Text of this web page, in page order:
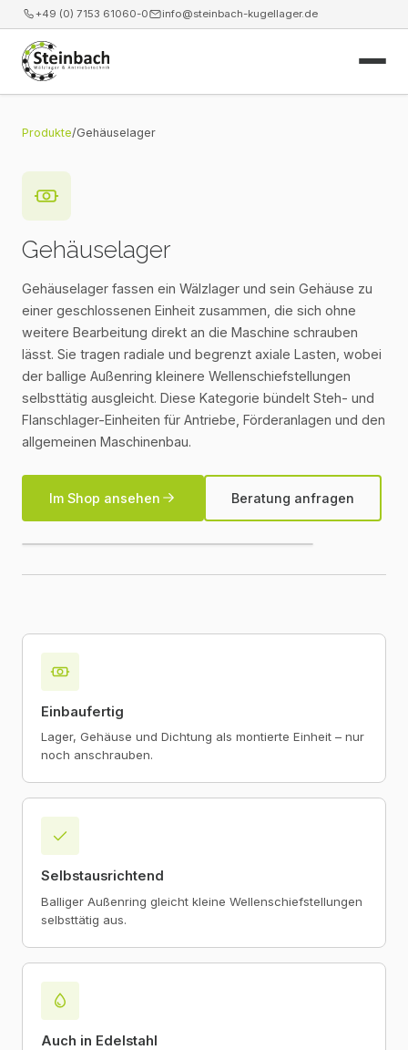
+49 (0) 7153 61060-0 info@steinbach-kugellager.de
Start
Produkte
Leistungen
Unternehmen
Kontakt
Webshop
Produkte/Gehäuselager
Gehäuselager
Gehäuselager fassen ein Wälzlager und sein Gehäuse zu
einer geschlossenen Einheit zusammen, die sich ohne
weitere Bearbeitung direkt an die Maschine schrauben
lässt. Sie tragen radiale und begrenzt axiale Lasten, wobei
der ballige Außenring kleinere Wellenschiefstellungen
selbsttätig ausgleicht. Diese Kategorie bündelt Steh- und
Flanschlager-Einheiten für Antriebe, Förderanlagen und den
allgemeinen Maschinenbau.
Im Shop ansehen Beratung anfragen
Einbaufertig
Lager, Gehäuse und Dichtung als montierte Einheit – nur
noch anschrauben.
Selbstausrichtend
Balliger Außenring gleicht kleine Wellenschiefstellungen
selbsttätig aus.
Auch in Edelstahl